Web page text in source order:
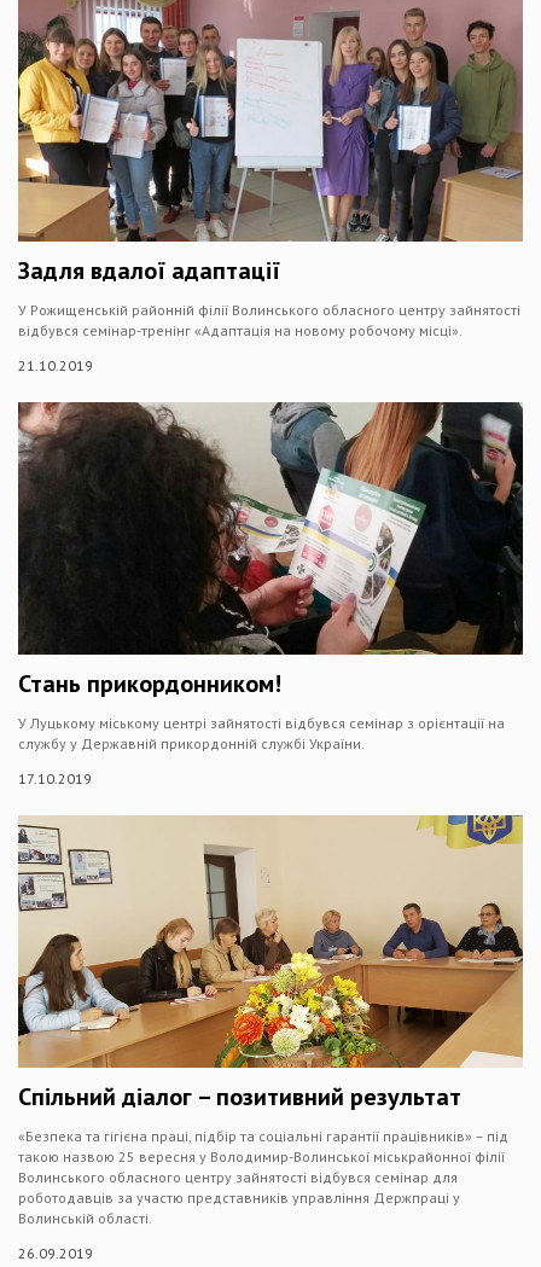
Задля вдалої адаптації
У Рожищенській районній філії Волинського обласного центру зайнятості
відбувся семінар-тренінг «Адаптація на новому робочому місці».
21.10.2019
Стань прикордонником!
У Луцькому міському центрі зайнятості відбувся семінар з орієнтації на
службу у Державній прикордонній службі України.
17.10.2019
Спільний діалог – позитивний результат
«Безпека та гігієна праці, підбір та соціальні гарантії працівників» – під
такою назвою 25 вересня у Володимир-Волинської міськрайонної філії
Волинського обласного центру зайнятості відбувся семінар для
роботодавців за участю представників управління Держпраці у
Волинській області.
26.09.2019